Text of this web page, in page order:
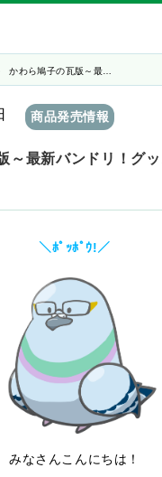
かわら鳩子の瓦版～最…
商品発売情報
～最新バンドリ！グ
＼ﾎﾟｯﾎﾟｳ!／
みなさんこんにちは！